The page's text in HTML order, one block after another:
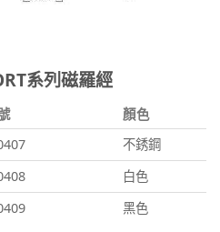
系列磁羅經
顏色
不銹鋼
白色
黑色